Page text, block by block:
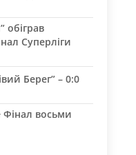
обіграв
Суперліги
Берег” – 0:0
Фінал восьми